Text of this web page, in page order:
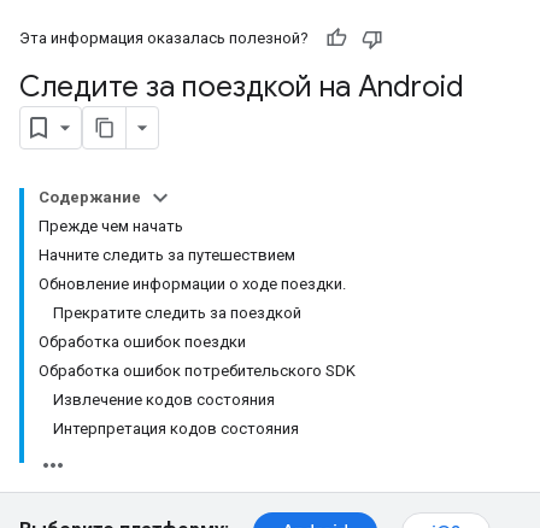
Эта информация оказалась полезной?
Следите за поездкой на Android
Содержание
Прежде чем начать
Начните следить за путешествием
Обновление информации о ходе поездки.
Прекратите следить за поездкой
Обработка ошибок поездки
Обработка ошибок потребительского SDK
Извлечение кодов состояния
Интерпретация кодов состояния